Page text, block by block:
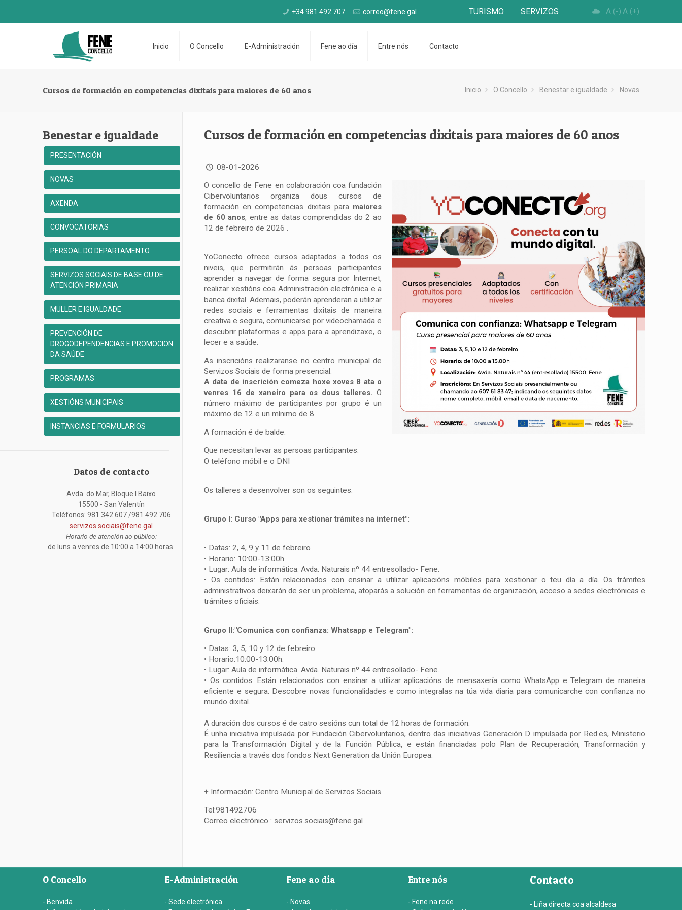
+34 981 492 707 correo@fene.gal TURISMO SERVIZOS A (-) A (+)
Inicio O Concello E-Administración Fene ao día Entre nós Contacto
Cursos de formación en competencias dixitais para maiores de 60 anos Inicio O Concello Benestar e igualdade Novas
Cursos de formación en competencias dixitais para maiores de 60 anos
08-01-2026
O concello de Fene en colaboración coa fundación
Cibervoluntarios organiza dous cursos de
formación en competencias dixitais para maiores
de 60 anos, entre as datas comprendidas do 2 ao
12 de febreiro de 2026 .
YoConecto ofrece cursos adaptados a todos os
niveis, que permitirán ás persoas participantes
aprender a navegar de forma segura por Internet,
realizar xestións coa Administración electrónica e a
banca dixital. Ademais, poderán aprenderan a utilizar
redes sociais e ferramentas dixitais de maneira
creativa e segura, comunicarse por videochamada e
descubrir plataformas e apps para a aprendizaxe, o
lecer e a saúde.
As inscricións realizaranse no centro municipal de
Servizos Sociais de forma presencial.
A data de inscrición comeza hoxe xoves 8 ata o
venres 16 de xaneiro para os dous talleres. O
número máximo de participantes por grupo é un
máximo de 12 e un mínimo de 8.
A formación é de balde.
Que necesitan levar as persoas participantes:
O teléfono móbil e o DNI
Os talleres a desenvolver son os seguintes:
Grupo I: Curso "Apps para xestionar trámites na internet":
• Datas: 2, 4, 9 y 11 de febreiro
• Horario: 10:00-13:00h.
• Lugar: Aula de informática. Avda. Naturais nº 44 entresollado- Fene.
• Os contidos: Están relacionados con ensinar a utilizar aplicacións móbiles para xestionar o teu día a día. Os trámites
administrativos deixarán de ser un problema, atoparás a solución en ferramentas de organización, acceso a sedes electrónicas e
trámites oficiais.
Grupo II:"Comunica con confianza: Whatsapp e Telegram":
• Datas: 3, 5, 10 y 12 de febreiro
• Horario:10:00-13:00h.
• Lugar: Aula de informática. Avda. Naturais nº 44 entresollado- Fene.
• Os contidos: Están relacionados con ensinar a utilizar aplicacións de mensaxería como WhatsApp e Telegram de maneira
eficiente e segura. Descobre novas funcionalidades e como integralas na túa vida diaria para comunicarche con confianza no
mundo dixital.
A duración dos cursos é de catro sesións cun total de 12 horas de formación.
É unha iniciativa impulsada por Fundación Cibervoluntarios, dentro das iniciativas Generación D impulsada por Red.es, Ministerio
para la Transformación Digital y de la Función Pública, e están financiadas polo Plan de Recuperación, Transformación y
Resiliencia a través dos fondos Next Generation da Unión Europea.
+ Información: Centro Municipal de Servizos Sociais
Tel:981492706
Correo electrónico : servizos.sociais@fene.gal
Benestar e igualdade
PRESENTACIÓN
NOVAS
AXENDA
CONVOCATORIAS
PERSOAL DO DEPARTAMENTO
SERVIZOS SOCIAIS DE BASE OU DE
ATENCIÓN PRIMARIA
MULLER E IGUALDADE
PREVENCIÓN DE
DROGODEPENDENCIAS E PROMOCION
DA SAÚDE
PROGRAMAS
XESTIÓNS MUNICIPAIS
INSTANCIAS E FORMULARIOS
Datos de contacto
Avda. do Mar, Bloque I Baixo
15500 - San Valentín
Teléfonos: 981 342 607 /981 492 706
servizos.sociais@fene.gal
Horario de atención ao público:
de luns a venres de 10:00 a 14:00 horas.
O Concello
- Benvida
E-Administración
- Sede electrónica
Fene ao día
- Novas
Entre nós
- Fene na rede
Contacto
- Liña directa coa alcaldesa